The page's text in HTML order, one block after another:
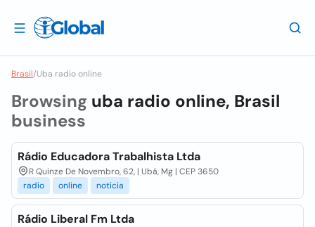
Brasil/Uba radio online
Browsing uba radio online, Brasil
business
Rádio Educadora Trabalhista Ltda
R Quinze De Novembro, 62, | Ubá, Mg | CEP 3650
radio
online noticia
Rádio Liberal Fm Ltda